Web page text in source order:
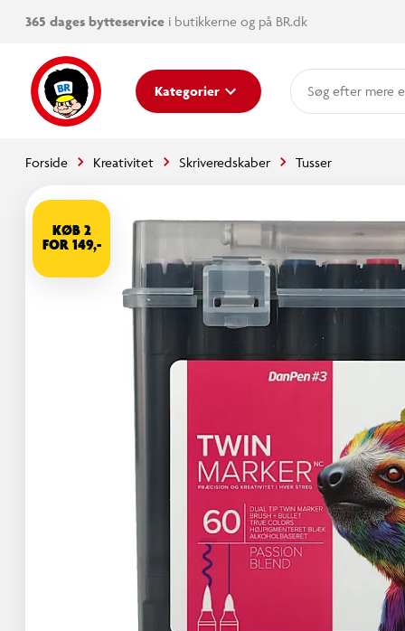
365 dages bytteservice i butikkerne og på BR.dk
Kategorier
mere
Forside Kreativitet Skriveredskaber Tusser
KØB 2
FOR 149,-